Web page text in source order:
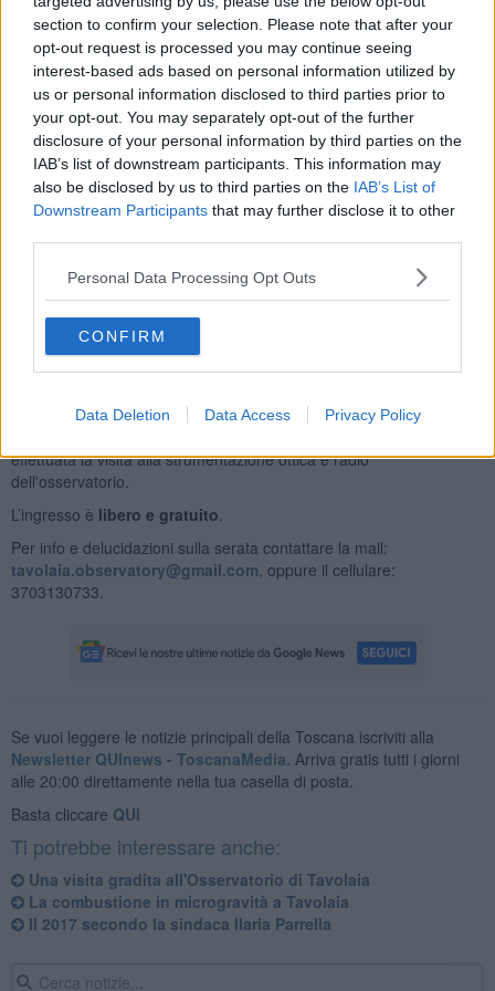
section to confirm your selection. Please note that after your
opt-out request is processed you may continue seeing
interest-based ads based on personal information utilized by
us or personal information disclosed to third parties prior to
your opt-out. You may separately opt-out of the further
disclosure of your personal information by third parties on the
IAB’s list of downstream participants. This information may
also be disclosed by us to third parties on the IAB’s List of
Downstream Participants that may further disclose it to other
Personal Data Processing Opt Outs
CONFIRM
Data Deletion Data Access Privacy Policy
dell’astronautica fino al 1957, anno del lancio del primo satellite
artificiale nello spazio.
La conferenza prenderà spunto dalla considerazione che le menti
di alcuni grandi uomini hanno già predetto le meraviglie del nostro
presente e del futuro. Ad uno sguardo più attento, infatti, la nostra
società sempre più fondata sulla scienza e sulla tecnologia, altro
non è che il frutto delle scoperte portate avanti da migliaia di
sognatori che, per mezzo e grazie al loro ostinato rifiuto ad
ridefinizione del possibile.
Al termine, condizioni meteo permettendo, sarà possibile assistere
visita guidata del cielo
saranno visibili la Luna e gli altri oggetti del cielo visibili in questo
In caso di pioggia o pessime condizioni atmosferiche la serata sarà
effettuata la visita alla strumentazione ottica e radio
dell'osservatorio.
L’ingresso è libero e gratuito
Per info e delucidazioni sulla serata contattare la mail:
tavolaia.observatory@gmail.com , oppure il cellulare:
3703130733.
Se vuoi leggere le notizie principali della Toscana iscriviti alla
Newsletter QUInews - ToscanaMedia. Arriva gratis tutti i giorni
alle 20:00 direttamente nella tua casella di posta.
Basta cliccare QUI
Ti potrebbe interessare anche:
Una visita gradita all'Osservatorio di Tavolaia
La combustione in microgravità a Tavolaia
Il 2017 secondo la sindaca Ilaria Parrella